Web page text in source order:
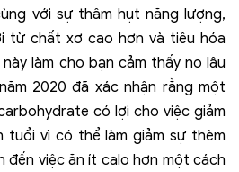
với sự thâm hụt năng lượng,
từ chất xơ cao hơn và tiêu hóa
làm cho bạn cảm thấy no lâu
2020 đã xác nhận rằng một
có lợi cho việc giảm
tuổi vì có thể làm giảm sự thèm
đến việc ăn ít calo hơn một cách